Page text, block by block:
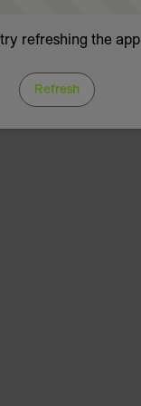
refreshing the app
Refresh